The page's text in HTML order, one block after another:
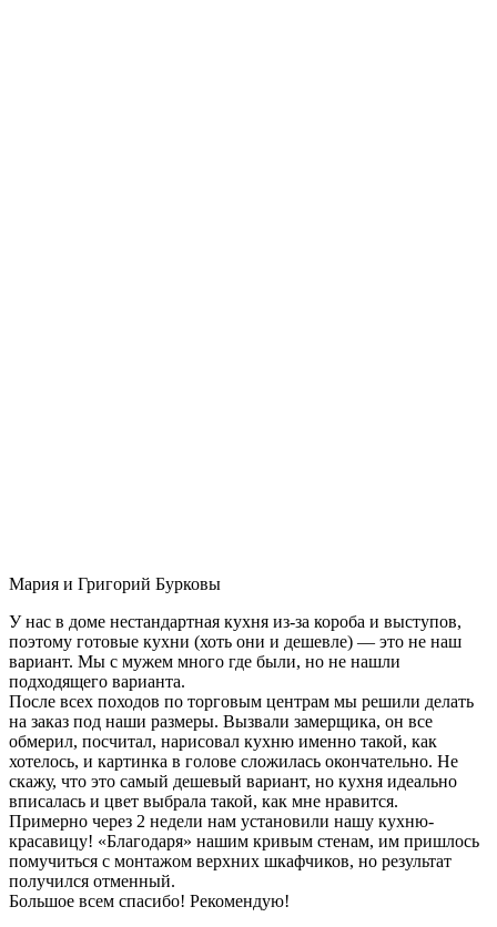
Мария и Григорий Бурковы
У нас в доме нестандартная кухня из-за короба и выступов,
поэтому готовые кухни (хоть они и дешевле) — это не наш
вариант. Мы с мужем много где были, но не нашли
подходящего варианта.
После всех походов по торговым центрам мы решили делать
на заказ под наши размеры. Вызвали замерщика, он все
обмерил, посчитал, нарисовал кухню именно такой, как
хотелось, и картинка в голове сложилась окончательно. Не
скажу, что это самый дешевый вариант, но кухня идеально
вписалась и цвет выбрала такой, как мне нравится.
Примерно через 2 недели нам установили нашу кухню-
красавицу! «Благодаря» нашим кривым стенам, им пришлось
помучиться с монтажом верхних шкафчиков, но результат
получился отменный.
Большое всем спасибо! Рекомендую!